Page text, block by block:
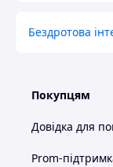
Передана
Корпус
Завдяки
Бездротова
Покупцям
Довідка для
Prom-